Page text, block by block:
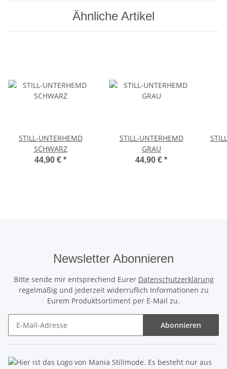
Ähnliche Artikel
STILL-UNTERHEMD
SCHWARZ
44,90 € *
STILL-UNTERHEMD
GRAU
44,90 € *
Newsletter Abonnieren
Bitte sende mir entsprechend Eurer Datenschutzerklärung
regelmäßig und jederzeit widerruflich Informationen zu
Eurem Produktsortiment per E-Mail zu.
Abonnieren